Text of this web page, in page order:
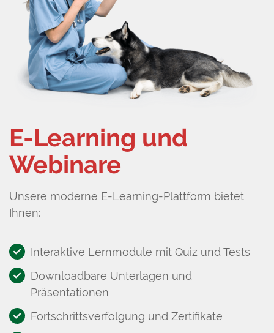
E-Learning und
Webinare
Unsere moderne E-Learning-Plattform bietet
Ihnen:
Interaktive Lernmodule mit Quiz und Tests
Downloadbare Unterlagen und
Präsentationen
Fortschrittsverfolgung und Zertifikate